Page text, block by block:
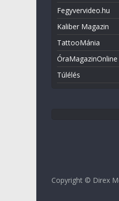
Fegyvervideo.hu
Kaliber Magazin
TattooMánia
ÓraMagazinOnline
Túlélés
Copyright © Direx